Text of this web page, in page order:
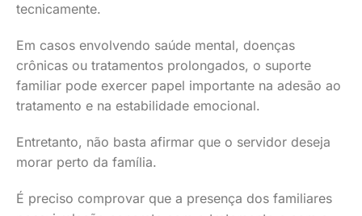
tecnicamente.
Em casos envolvendo saúde mental, doenças
crônicas ou tratamentos prolongados, o suporte
familiar pode exercer papel importante na adesão ao
tratamento e na estabilidade emocional.
Entretanto, não basta afirmar que o servidor deseja
morar perto da família.
É preciso comprovar que a presença dos familiares